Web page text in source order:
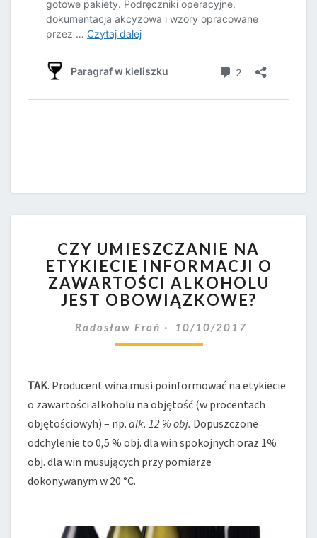
UMIESZCZANIE
NA
ETYKIECIE
INFORMACJI
ZAWARTOŚCI
ALKOHOLU
CZY UMIESZCZANIE NA
ETYKIECIE INFORMACJI O
ZAWARTOŚCI ALKOHOLU
JEST OBOWIĄZKOWE?
Radosław Froń 10/10/2017
TAK. Producent wina musi poinformować na etykiecie
o zawartości alkoholu na objętość (w procentach
objętościowyh) – np. alk. 12 % obj. Dopuszczone
odchylenie to 0,5 % obj. dla win spokojnych oraz 1%
obj. dla win musujących przy pomiarze
dokonywanym w 20 °C.